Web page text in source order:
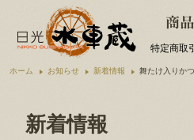
特定商取
ホーム お知らせ 新着情報 舞たけ入りか
新着情報